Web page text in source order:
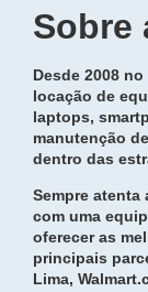
Sobre
Desde 2008
locação de
laptops,
manutenção
dentro das
Sempre atenta
com uma
oferecer as
principais
Lima,